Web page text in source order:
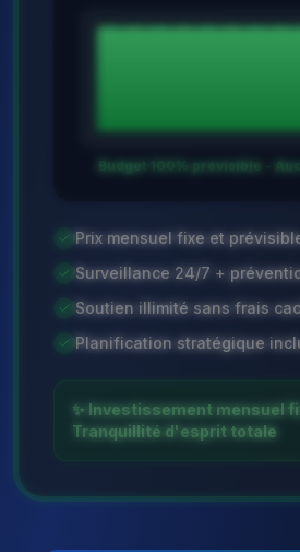
Budget 100% prévisible -
Prix mensuel fixe et
Surveillance 24/7 +
Soutien illimité sans frais
Planification stratégique
✨ Investissement mensuel
Tranquillité d'esprit totale